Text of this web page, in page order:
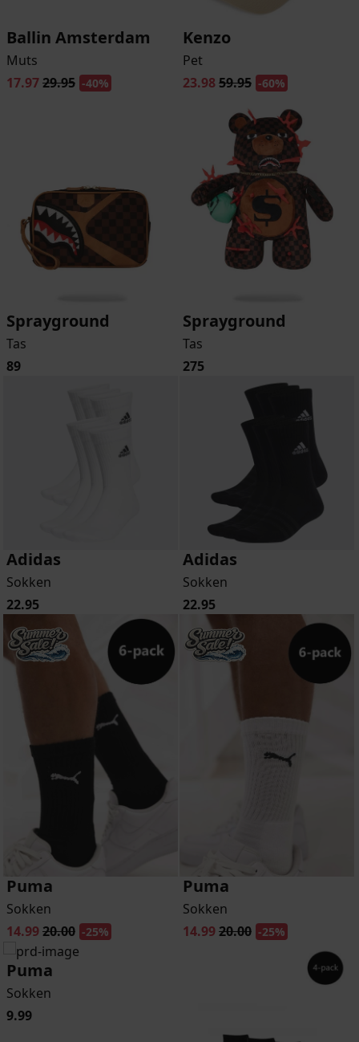
Ballin Amsterdam
Muts
17.9729.95 -40%
Kenzo
Pet
23.9859.95 -60%
Sprayground
Tas
89
Sprayground
Tas
275
Adidas
Sokken
22.95
Adidas
Sokken
22.95
Puma
Sokken
14.9920.00 -25%
Puma
Sokken
14.9920.00 -25%
Puma
Sokken
9.99